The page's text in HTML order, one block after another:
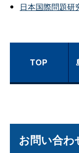
日本国際問題研
TOP
お問い合わ